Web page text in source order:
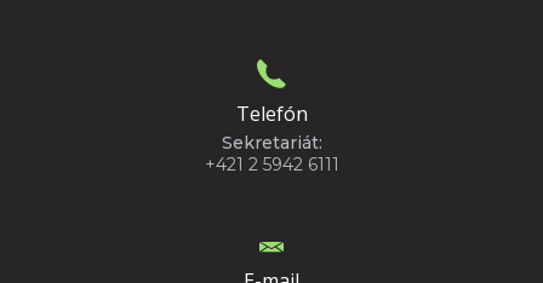
Telefón
Sekretariát:
+421 2 5942 6111